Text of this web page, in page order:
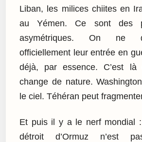
Liban, les milices chiites en
au Yémen. Ce sont des
asymétriques. On ne
officiellement leur entrée en
déjà, par essence. C’est
change de nature.
le ciel. Téhéran peut
Et puis il y a le nerf mondial
détroit d’Ormuz n’est